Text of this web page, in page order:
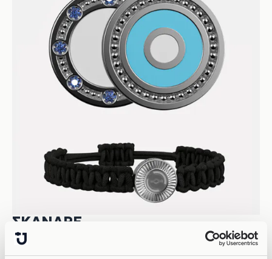
ΣΚΆΝΑΡΕ
ΤΟ QR CODE